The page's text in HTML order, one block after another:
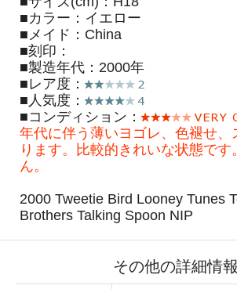
■カラー：イエロー
■メイド：China
■刻印：
■製造年代：2000年
■レア度：
■人気度：
■コンディション：
年代に伴う薄いヨゴレ、色褪せ、
ります。比較的きれいな状態です
ん。
2000 Tweetie Bird Looney Tunes
Brothers Talking Spoon NIP
その他の詳細情報